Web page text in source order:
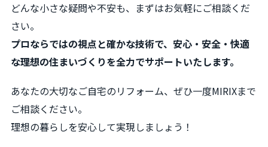
どんな小さな疑問や不安も、まずはお気軽にご相談くだ
さい。
プロならではの視点と確かな技術で、安心・安全・快適
な理想の住まいづくりを全力でサポートいたします。
あなたの大切なご自宅のリフォーム、ぜひ一度MIRIXまで
ご相談ください。
理想の暮らしを安心して実現しましょう！